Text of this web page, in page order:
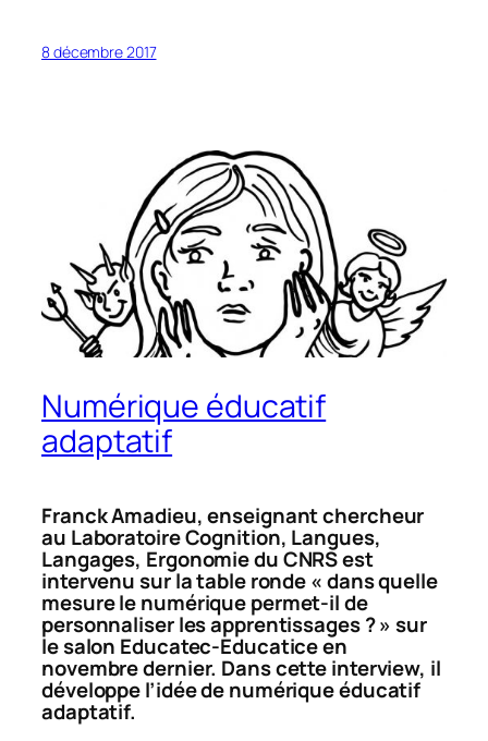
8 décembre 2017
Numérique éducatif
adaptatif
Franck Amadieu, enseignant chercheur
au Laboratoire Cognition, Langues,
Langages, Ergonomie du CNRS est
intervenu sur la table ronde « dans quelle
mesure le numérique permet-il de
personnaliser les apprentissages ? » sur
le salon Educatec-Educatice en
novembre dernier. Dans cette interview, il
développe l’idée de numérique éducatif
adaptatif.